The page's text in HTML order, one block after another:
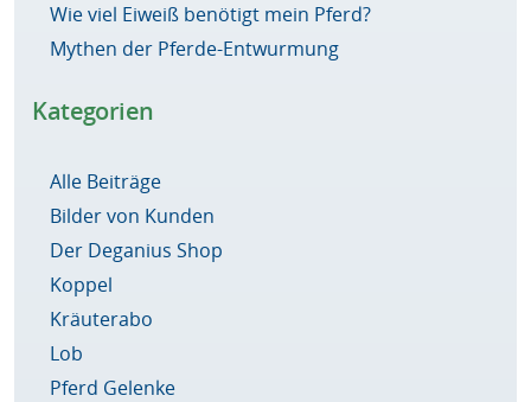
Wie viel Eiweiß benötigt mein Pferd?
Mythen der Pferde-Entwurmung
Kategorien
Alle Beiträge
Bilder von Kunden
Der Deganius Shop
Koppel
Kräuterabo
Lob
Pferd Gelenke